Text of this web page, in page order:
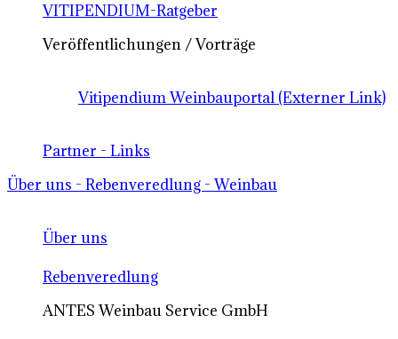
VITIPENDIUM-Ratgeber
Veröffentlichungen / Vorträge
Vitipendium Weinbauportal (Externer Link)
Partner - Links
Über uns - Rebenveredlung - Weinbau
Über uns
Rebenveredlung
ANTES Weinbau Service GmbH